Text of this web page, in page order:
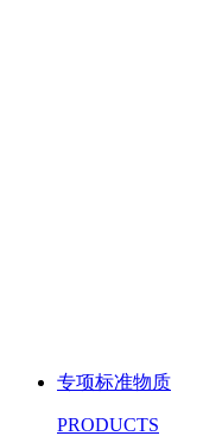
专项标准物质
PRODUCTS